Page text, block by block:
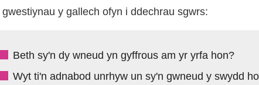
gwestiynau y gallech ofyn i ddechrau sgwrs:
Beth sy'n dy wneud yn gyffrous am yr yrfa hon?
Wyt ti'n adnabod unrhyw un sy'n gwneud y swydd